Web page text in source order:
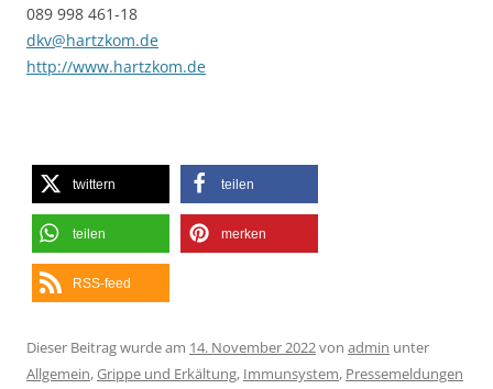
089 998 461-18
dkv@hartzkom.de
http://www.hartzkom.de
twittern teilen
teilen merken
RSS-feed
Dieser Beitrag wurde am 14. November 2022von admin unter
Allgemein,Grippe und Erkältung, Immunsystem, Pressemeldungen